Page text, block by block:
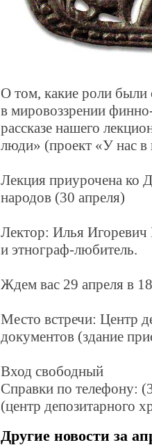
О том, какие роли были
в мировоззрении
рассказе нашего
люди» (проект «У нас в
Лекция приурочена ко
народов (30 апреля)
Лектор: Илья Игоревич
и этнограф-любитель.
Ждем вас 29 апреля в
Место встречи: Центр
документов (здание
Вход свободный
Справки по телефону:
(центр депозитарного
Другие новости за